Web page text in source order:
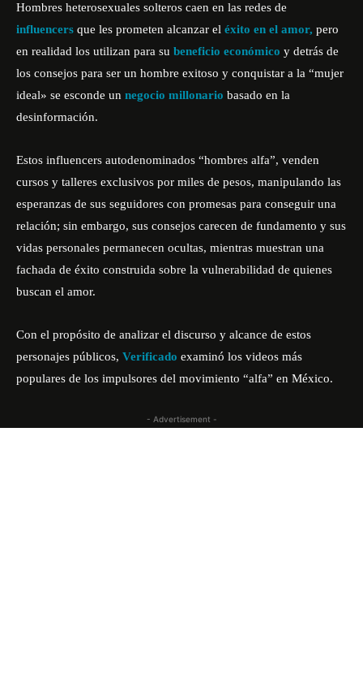
Hombres heterosexuales solteros caen en las redes de
influencers que les prometen alcanzar el éxito en el amor, pero
en realidad los utilizan para su beneficio económico y detrás de
los consejos para ser un hombre exitoso y conquistar a la “mujer
ideal» se esconde un negocio millonario basado en la
desinformación.
Estos influencers autodenominados “hombres alfa”, venden
cursos y talleres exclusivos por miles de pesos, manipulando las
esperanzas de sus seguidores con promesas para conseguir una
relación; sin embargo, sus consejos carecen de fundamento y sus
vidas personales permanecen ocultas, mientras muestran una
fachada de éxito construida sobre la vulnerabilidad de quienes
buscan el amor.
Con el propósito de analizar el discurso y alcance de estos
personajes públicos, Verificado examinó los videos más
populares de los impulsores del movimiento “alfa” en México.
- Advertisement -